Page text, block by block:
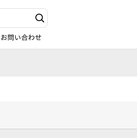
お問い合わせ